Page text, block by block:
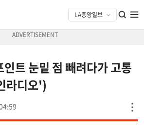
트 눈밑 점 빼려다가 고통
라디오')